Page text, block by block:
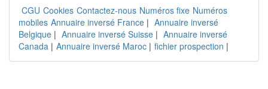
CGU Cookies Contactez-nous Numéros fixe Numéros
mobiles Annuaire inversé France | Annuaire inversé
Belgique | Annuaire inversé Suisse | Annuaire inversé
Canada | Annuaire inversé Maroc | fichier prospection |